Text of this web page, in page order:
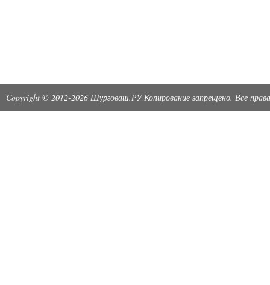
Copyright © 2012-2026 Шурговаш.РУ Копирование запрещено. Все